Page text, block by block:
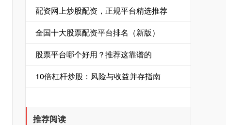
配资网上炒股配资，正规平台精选推荐
全国十大股票配资平台排名（新版）
股票平台哪个好用？推荐这靠谱的
10倍杠杆炒股：风险与收益并存指南
推荐阅读